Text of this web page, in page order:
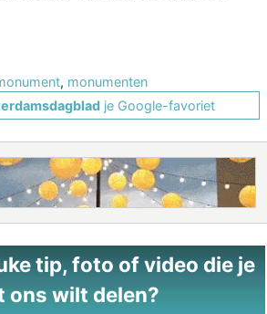
, monumenten
je Google-favoriet
tip, foto of video die je
ons wilt delen?